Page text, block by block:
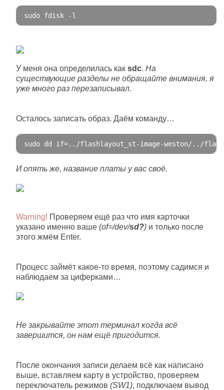
sudo fdisk -l
У меня она определилась как sdc. На
существующие разделы не обращайте внимания, я
уже много раз перезаписывал.
Осталось записать образ. Даём команду…
sudo dd if=.. /flashlayout_st-image-weston/ . . /
И опять же, название платы у вас своё.
Warning! Проверяем ещё раз что имя карточки
указано именно ваше (of=/dev/sd?) и только после
этого жмём Enter.
Процесс займёт какое-то время, поэтому садимся и
наблюдаем за циферками…
Не закрывайте этот терминал когда всё
завершится, он нам ещё пригодится.
После окончания записи делаем всё как написано
выше, вставляем карту в устройство, проверяем
переключатель режимов (SW1), подключаем вывод